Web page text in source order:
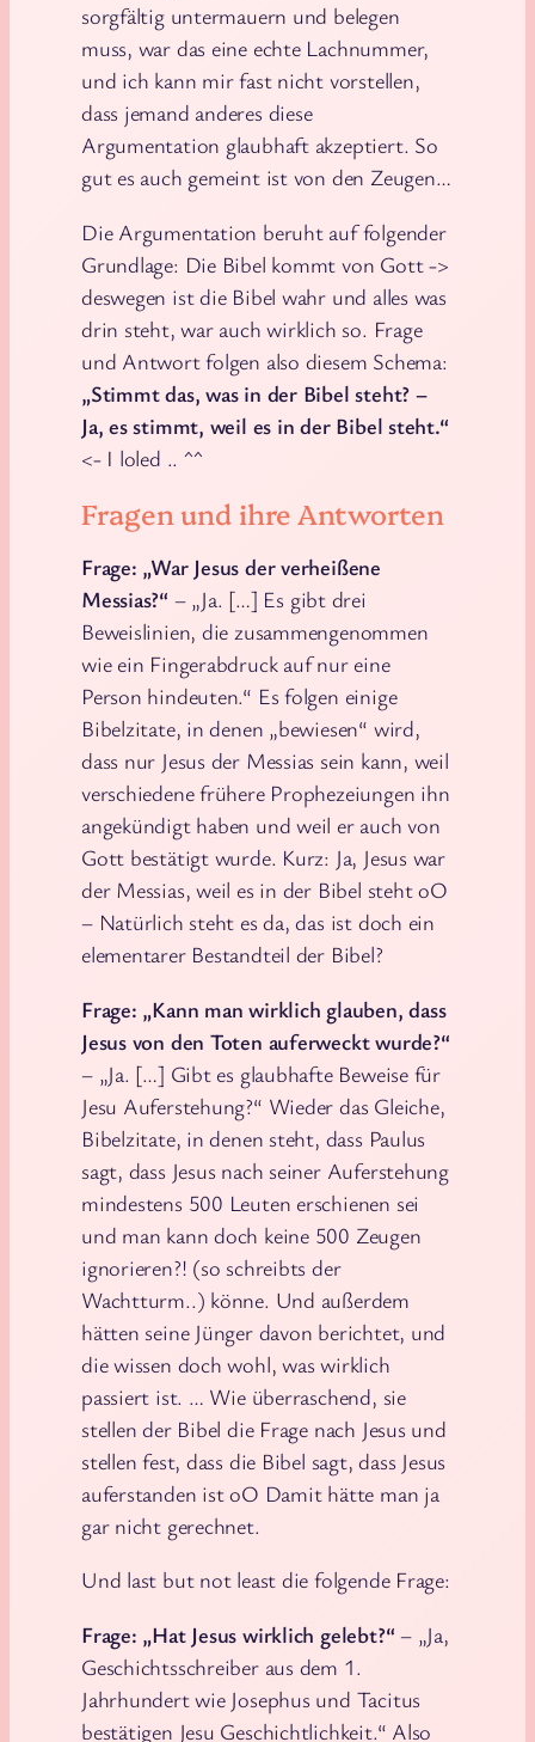
sorgfältig untermauern und belegen
muss, war das eine echte Lachnummer,
und ich kann mir fast nicht vorstellen,
dass jemand anderes diese
Argumentation glaubhaft akzeptiert. So
gut es auch gemeint ist von den Zeugen…
Die Argumentation beruht auf folgender
Grundlage: Die Bibel kommt von Gott ->
deswegen ist die Bibel wahr und alles was
drin steht, war auch wirklich so. Frage
und Antwort folgen also diesem Schema:
„Stimmt das, was in der Bibel steht? –
Ja, es stimmt, weil es in der Bibel steht.“
<- I loled .. ^^
Fragen und ihre Antworten
Frage: „War Jesus der verheißene
Messias?“ – „Ja. […] Es gibt drei
Beweislinien, die zusammengenommen
wie ein Fingerabdruck auf nur eine
Person hindeuten.“ Es folgen einige
Bibelzitate, in denen „bewiesen“ wird,
dass nur Jesus der Messias sein kann, weil
verschiedene frühere Prophezeiungen ihn
angekündigt haben und weil er auch von
Gott bestätigt wurde. Kurz: Ja, Jesus war
der Messias, weil es in der Bibel steht oO
– Natürlich steht es da, das ist doch ein
elementarer Bestandteil der Bibel?
Frage: „Kann man wirklich glauben, dass
Jesus von den Toten auferweckt wurde?“
– „Ja. […] Gibt es glaubhafte Beweise für
Jesu Auferstehung?“ Wieder das Gleiche,
Bibelzitate, in denen steht, dass Paulus
sagt, dass Jesus nach seiner Auferstehung
mindestens 500 Leuten erschienen sei
und man kann doch keine 500 Zeugen
ignorieren?! (so schreibts der
Wachtturm..) könne. Und außerdem
hätten seine Jünger davon berichtet, und
die wissen doch wohl, was wirklich
passiert ist. … Wie überraschend, sie
stellen der Bibel die Frage nach Jesus und
stellen fest, dass die Bibel sagt, dass Jesus
auferstanden ist oO Damit hätte man ja
gar nicht gerechnet.
Und last but not least die folgende Frage:
Frage: „Hat Jesus wirklich gelebt?“ – „Ja,
Geschichtsschreiber aus dem 1.
Jahrhundert wie Josephus und Tacitus
bestätigen Jesu Geschichtlichkeit.“ Also